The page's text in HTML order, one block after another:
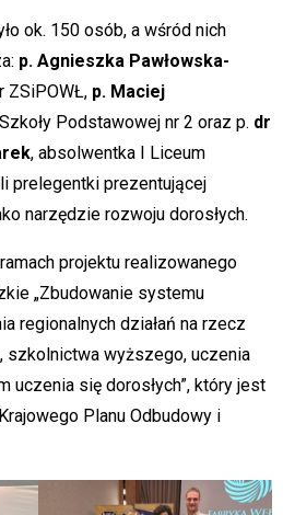
ok. 150 osób, a wśród nich
p. Agnieszka Pawłowska-
ZSiPOWŁ, p. Maciej
Podstawowej nr 2 oraz p. dr
, absolwentka I Liceum
prelegentki prezentującej
narzędzie rozwoju dorosłych.
projektu realizowanego
„Zbudowanie systemu
regionalnych działań na rzecz
szkolnictwa wyższego, uczenia
uczenia się dorosłych”, który jest
Planu Odbudowy i